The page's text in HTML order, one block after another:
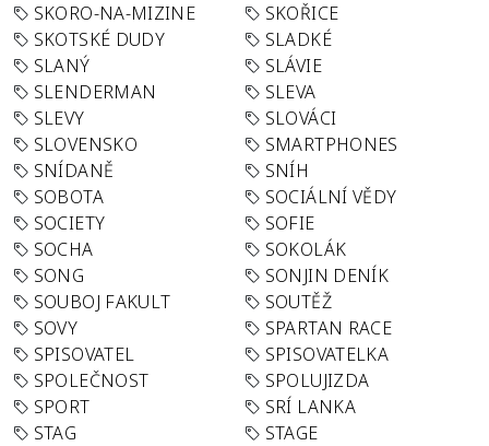
SKORO-NA-MIZINE
SKOŘICE
SKOTSKÉ DUDY
SLADKÉ
SLANÝ
SLÁVIE
SLENDERMAN
SLEVA
SLEVY
SLOVÁCI
SLOVENSKO
SMARTPHONES
SNÍDANĚ
SNÍH
SOBOTA
SOCIÁLNÍ VĚDY
SOCIETY
SOFIE
SOCHA
SOKOLÁK
SONG
SONJIN DENÍK
SOUBOJ FAKULT
SOUTĚŽ
SOVY
SPARTAN RACE
SPISOVATEL
SPISOVATELKA
SPOLEČNOST
SPOLUJIZDA
SPORT
SRÍ LANKA
STAG
STAGE